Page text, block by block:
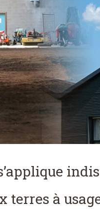
terres à